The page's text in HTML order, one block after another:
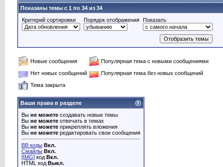
Показаны темы с 1 по 34 из 34
Критерий сортировки
Порядок отображения Показать
Новые сообщения
Популярная тема с новыми сообщениями
Нет новых сообщений
Популярная тема без новых сообщений
Тема закрыта
Ваши права в разделе
Вы не можете создавать новые темы
Вы не можете отвечать в темах
Вы не можете прикреплять вложения
Вы не можете редактировать свои сообщения
BB коды Вкл.
Смайлы Вкл.
[IMG] код Вкл.
HTML код Выкл.